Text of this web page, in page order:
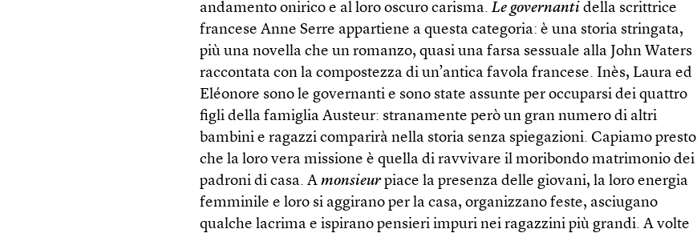
andamento onirico e al loro oscuro carisma.Le governanti della scrittrice
francese Anne Serre appartiene a questa categoria: è una storia stringata,
più una novella che un romanzo, quasi una farsa sessuale alla John Waters
raccontata con la compostezza di un’antica favola francese. Inès, Laura ed
Eléonore sono le governanti e sono state assunte per occuparsi dei quattro
figli della famiglia Austeur: stranamente però un gran numero di altri
bambini e ragazzi comparirà nella storia senza spiegazioni. Capiamo presto
che la loro vera missione è quella di ravvivare il moribondo matrimonio dei
padroni di casa. Amonsieurpiace la presenza delle giovani, la loro energia
femminile e loro si aggirano per la casa, organizzano feste, asciugano
qualche lacrima e ispirano pensieri impuri nei ragazzini più grandi. A volte